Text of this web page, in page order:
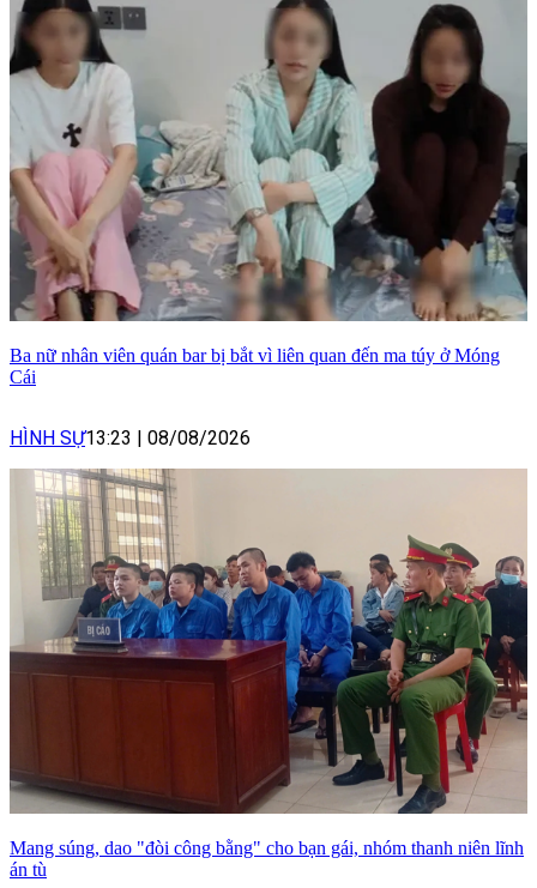
Ba nữ nhân viên quán bar bị bắt vì liên quan đến ma túy ở Móng
Cái
HÌNH SỰ13:23 | 08/08/2026
Mang súng, dao "đòi công bằng" cho bạn gái, nhóm thanh niên lĩnh
án tù